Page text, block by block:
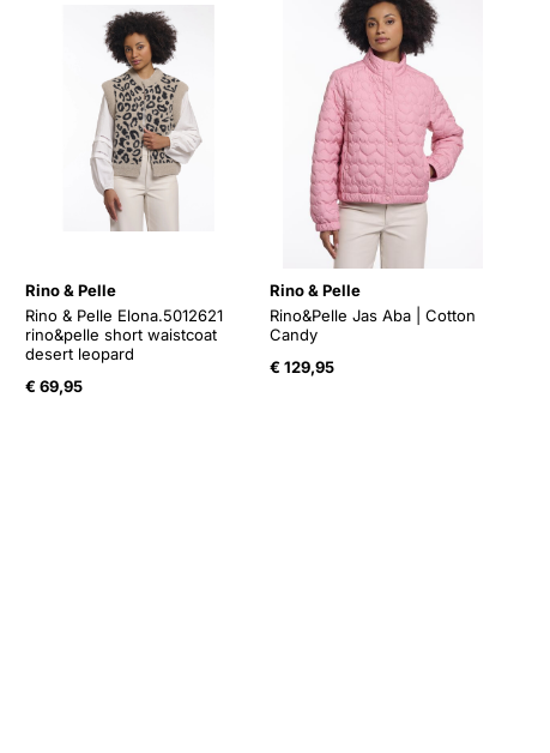
Rino & Pelle
Rino & Pelle Elona.5012621
rino&pelle short waistcoat
desert leopard
€ 69,95
Rino & Pelle
Rino&Pelle Jas Aba | Cotton
Candy
€ 129,95